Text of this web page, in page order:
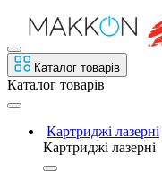
Каталог товарів
Каталог товарів
Картриджі лазерні
Картриджі лазерні